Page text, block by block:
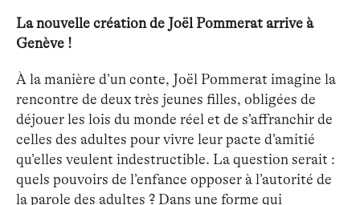
La nouvelle création de Joël Pommerat arrive à
Genève !
À la manière d’un conte, Joël Pommerat imagine la
rencontre de deux très jeunes filles, obligées de
déjouer les lois du monde réel et de s’affranchir de
celles des adultes pour vivre leur pacte d’amitié
qu’elles veulent indestructible. La question serait :
quels pouvoirs de l’enfance opposer à l’autorité de
la parole des adultes ? Dans une forme qui